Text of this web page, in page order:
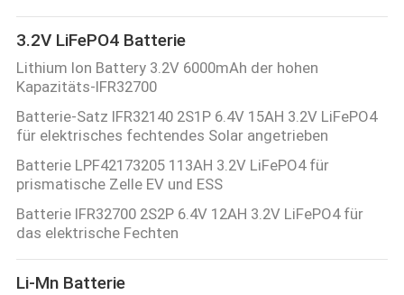
NACHRICHTEN
FÄLLE
FORDERN
SIE EIN
ZITAT
SITEMAP
3.2V LiFePO4 Batterie
Lithium Ion Battery 3.2V 6000mAh der hohen
Kapazitäts-IFR32700
Batterie-Satz IFR32140 2S1P 6.4V 15AH 3.2V LiFePO4
für elektrisches fechtendes Solar angetrieben
Batterie LPF42173205 113AH 3.2V LiFePO4 für
prismatische Zelle EV und ESS
Batterie IFR32700 2S2P 6.4V 12AH 3.2V LiFePO4 für
das elektrische Fechten
Li-Mn Batterie